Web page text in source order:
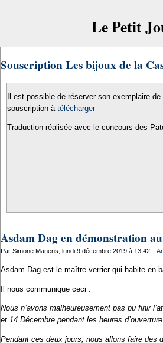
Le Petit
Souscription Les bijoux de la
Il est possible de réserver son exemplaire
souscription à télécharger
Traduction réalisée avec le concours des
Asdam Dag en démonstration
Par Simone Manens, lundi 9 décembre 2019 à 13:42 ::
Asdam Dag est le maître verrier qui habite en
Il nous communique ceci :
Nous n’avons malheureusement pas pu finir
et 14 Décembre pendant les heures
Pendant ces deux jours, nous allons faire des